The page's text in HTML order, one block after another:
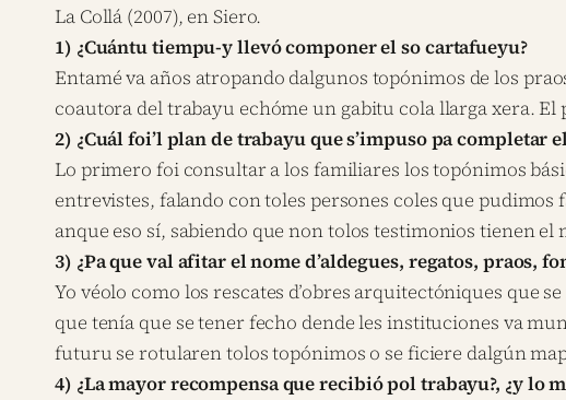
La Collá (2007), en Siero.
1) ¿Cuántu tiempu-y llevó componer el so cartafueyu?
Entamé va años atropando dalgunos topónimos de los
coautora del trabayu echóme un gabitu cola llarga xera.
2) ¿Cuál foi’l plan de trabayu que s’impuso pa completar
Lo primero foi consultar a los familiares los topónimos
entrevistes, falando con toles persones coles que
anque eso sí, sabiendo que non tolos testimonios tienen el
3) ¿Pa que val afitar el nome d’aldegues, regatos, praos,
Yo véolo como los rescates d’obres arquitectóniques que
que tenía que se tener fecho dende les instituciones va
futuru se rotularen tolos topónimos o se ficiere dalgún
4) ¿La mayor recompensa que recibió pol trabayu?, ¿y lo